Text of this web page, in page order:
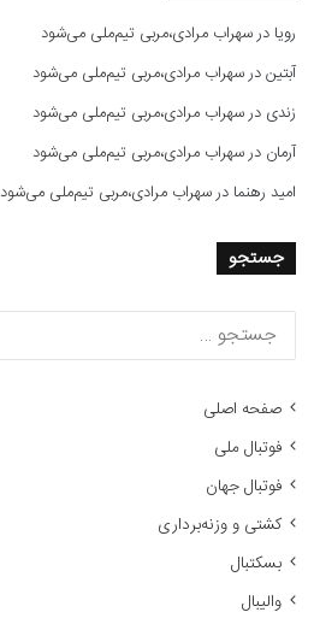
رویا درسهراب مرادی،مربی تیم‌ملی می‌شود
آبتیندرسهراب مرادی،مربی تیم‌ملی می‌شود
زندی درسهراب مرادی،مربی تیم‌ملی می‌شود
آرمان درسهراب مرادی،مربی تیم‌ملی می‌شود
امید رهنما درسهراب مرادی،مربی تیم‌ملی می‌شود
جستجو
صفحه اصلی
فوتبال ملی
فوتبال جهان
کشتی و وزنه‌برداری
بسکتبال
والیبال